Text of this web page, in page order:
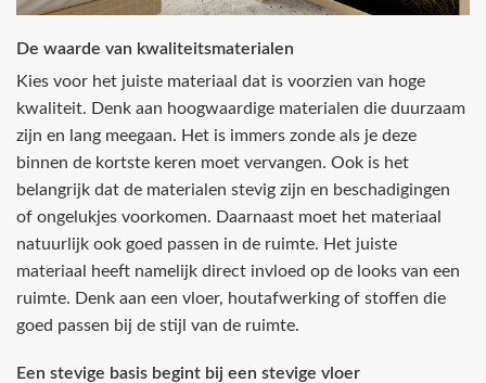
De waarde van kwaliteitsmaterialen
Kies voor het juiste materiaal dat is voorzien van hoge
kwaliteit. Denk aan hoogwaardige materialen die duurzaam
zijn en lang meegaan. Het is immers zonde als je deze
binnen de kortste keren moet vervangen. Ook is het
belangrijk dat de materialen stevig zijn en beschadigingen
of ongelukjes voorkomen. Daarnaast moet het materiaal
natuurlijk ook goed passen in de ruimte. Het juiste
materiaal heeft namelijk direct invloed op de looks van een
ruimte. Denk aan een vloer, houtafwerking of stoffen die
goed passen bij de stijl van de ruimte.
Een stevige basis begint bij een stevige vloer